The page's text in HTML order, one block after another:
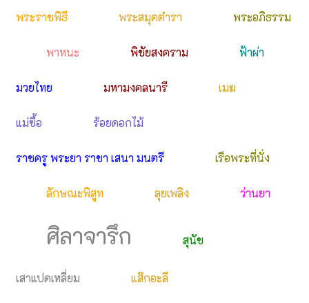
พระราชพิธี พระสมุดตำรา พระอภิธรรม
พาหนะ พิชัยสงคราม ฟ้าผ่า
มวยไทย มหามงคลนารี เมฆ
แม่ซื้อ ร้อยดอกไม้
ราชครู พระยา ราชา เสนา มนตรี เรือพระที่นั่ง
ลักษณะพิสูท ลุยเพลิง ว่านยา
ศิลาจารึก สุนัข
เสาแปดเหลี่ยม แส๊กอะลี